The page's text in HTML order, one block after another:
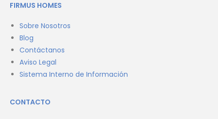
FIRMUS HOMES
Sobre Nosotros
Blog
Contáctanos
Aviso Legal
Sistema Interno de Información
CONTACTO